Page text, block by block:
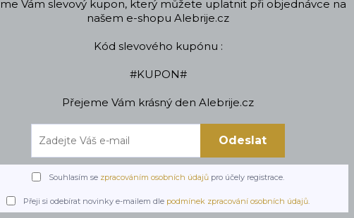
Hledat
a doplňky Podle témat a zájmů
Dámské sexy punčochy
Vám slevový kupon, který můžete uplatnit při objednávce na
našem e-shopu Alebrije.cz
Kód slevového kupónu :
#KUPON#
Přejeme Vám krásný den Alebrije.cz
Odeslat
Souhlasím se zpracováním osobních údajů pro účely registrace.
Přeji si odebírat novinky e-mailem dle podmínek zpracování osobních údajů.